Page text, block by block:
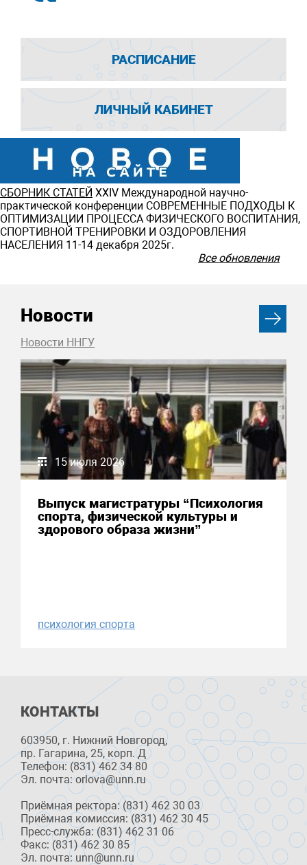
РАСПИСАНИЕ
ЛИЧНЫЙ КАБИНЕТ
СБОРНИК СТАТЕЙ ХXIV Международной научно-
практической конференции СОВРЕМЕННЫЕ ПОДХОДЫ К
ОПТИМИЗАЦИИ ПРОЦЕССА ФИЗИЧЕСКОГО ВОСПИТАНИЯ,
СПОРТИВНОЙ ТРЕНИРОВКИ И ОЗДОРОВЛЕНИЯ
НАСЕЛЕНИЯ 11-14 декабря 2025г.
Все обновления
Новости
Новости ННГУ
15 июля 2026
Выпуск магистратуры “Психология
спорта, физической культуры и
здорового образа жизни”
психология спорта
КОНТАКТЫ
603950, г. Нижний Новгород,
пр. Гагарина, 25, корп. Д
Телефон: (831) 462 34 80
Эл. почта: orlova@unn.ru
Приёмная ректора: (831) 462 30 03
Приёмная комиссия: (831) 462 30 45
Пресс-служба: (831) 462 31 06
Факс: (831) 462 30 85
Эл. почта: unn@unn.ru